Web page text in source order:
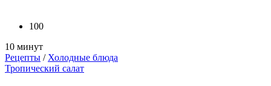
100
10 минут
Рецепты / Холодные блюда
Тропический салат